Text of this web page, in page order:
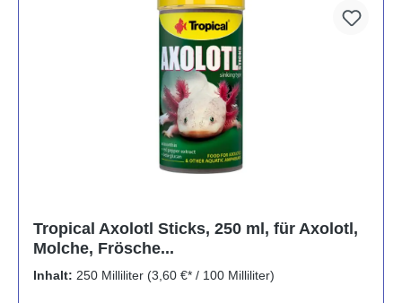
Tropical Axolotl Sticks, 250 ml, für Axolotl,
Molche, Frösche...
Inhalt: 250 Milliliter (3,60 €* / 100 Milliliter)